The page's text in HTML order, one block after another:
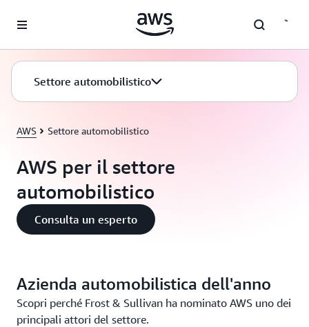
Settore automobilistico
AWS Settore automobilistico
AWS per il settore
automobilistico
Consulta un esperto
Azienda automobilistica dell'anno
Scopri perché Frost & Sullivan ha nominato AWS uno dei
principali attori del settore.